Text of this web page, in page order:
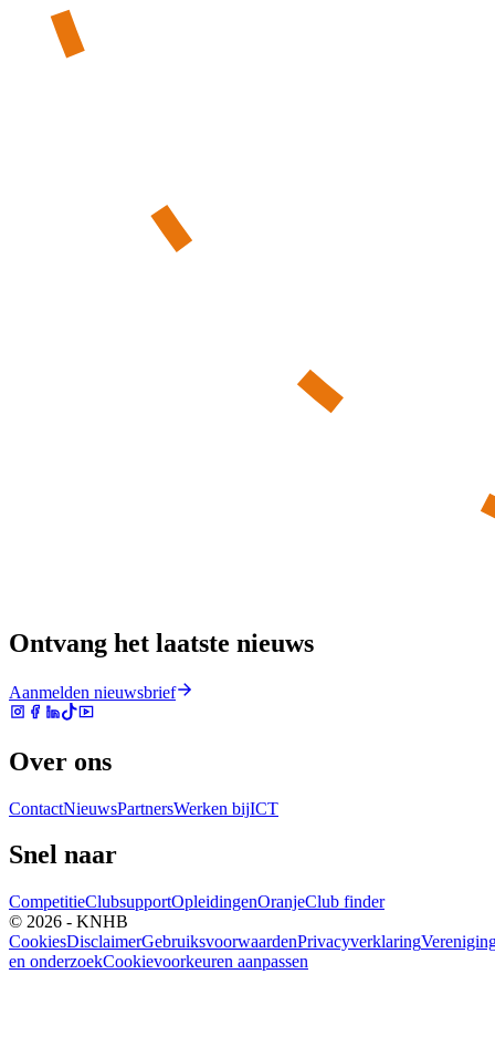
Ontvang het laatste nieuws
Aanmelden nieuwsbrief
Over ons
ContactNieuwsPartnersWerken bijICT
Snel naar
CompetitieClubsupportOpleidingenOranjeClub finder
© 2026 - KNHB
CookiesDisclaimerGebruiksvoorwaardenPrivacyverklaring
en onderzoekCookievoorkeuren aanpassen